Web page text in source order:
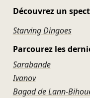
Découvrez un
Starving Dingoes
Parcourez les
Sarabande
Ivanov
Bagad de